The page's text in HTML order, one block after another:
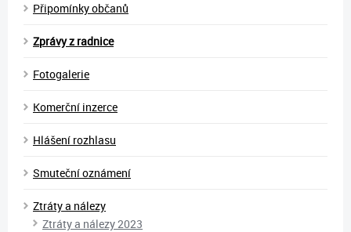
Připomínky občanů
Zprávy z radnice
Fotogalerie
Komerční inzerce
Hlášení rozhlasu
Smuteční oznámení
Ztráty a nálezy
Ztráty a nálezy 2023